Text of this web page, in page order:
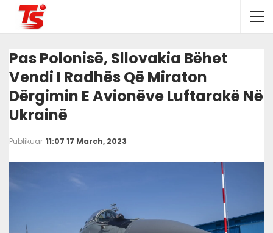
Pas Polonisë, Sllovakia Bëhet
Vendi I Radhës Që Miraton
Dërgimin E Avionëve Luftarakë Në
Ukrainë
Publikuar 11:07 17 March, 2023